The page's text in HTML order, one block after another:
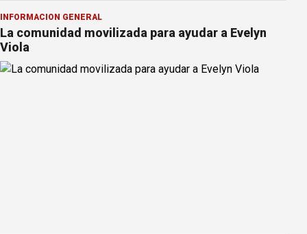
INFORMACION GENERAL
La comunidad movilizada para ayudar a Evelyn
Viola